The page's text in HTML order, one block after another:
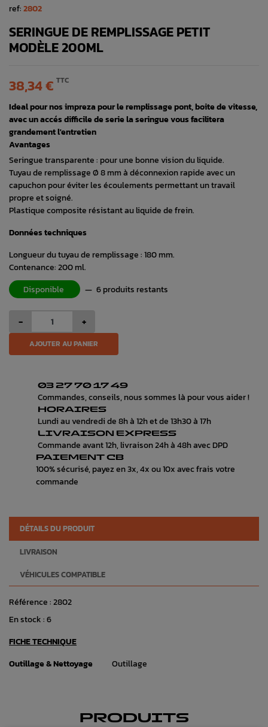
ref:2802
SERINGUE DE REMPLISSAGE PETIT
MODÈLE 200ML
38,34 € TTC
Ideal pour nos impreza pour le remplissage pont, boite de vitesse,
avec un accés difficile de serie la seringue vous facilitera
grandement l'entretien
Avantages
Seringue transparente : pour une bonne vision du liquide.
Tuyau de remplissage Ø 8 mm à déconnexion rapide avec un
capuchon pour éviter les écoulements permettant un travail
propre et soigné.
Plastique composite résistant au liquide de frein.
Données techniques
Longueur du tuyau de remplissage : 180 mm.
Contenance: 200 ml.
Disponible
— 6 produits restants
- +
AJOUTER AU PANIER
03 27 70 17 49
Commandes, conseils, nous sommes là pour vous aider !
HORAIRES
Lundi au vendredi de 8h à 12h et de 13h30 à 17h
LIVRAISON EXPRESS
Commande avant 12h, livraison 24h à 48h avec DPD
PAIEMENT CB
100% sécurisé, payez en 3x, 4x ou 10x avec frais votre
commande
DÉTAILS DU PRODUIT
LIVRAISON
VÉHICULES COMPATIBLE
Référence :2802
En stock :6
FICHE TECHNIQUE
Outillage & Nettoyage
Outillage
PRODUITS